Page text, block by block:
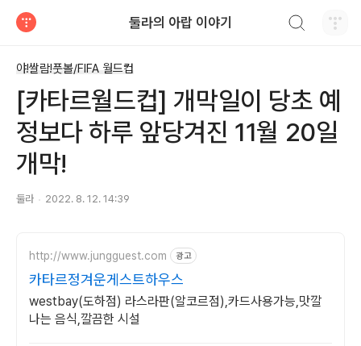
둘라의 아랍 이야기
야!쌀람!풋볼/FIFA 월드컵
[카타르월드컵] 개막일이 당초 예
정보다 하루 앞당겨진 11월 20일
개막!
둘라 2022. 8. 12. 14:39
http://www.jungguest.com 광고
카타르정겨운게스트하우스
westbay(도하점) 라스라판(알코르점),카드사용가능,맛깔
나는 음식,깔끔한 시설